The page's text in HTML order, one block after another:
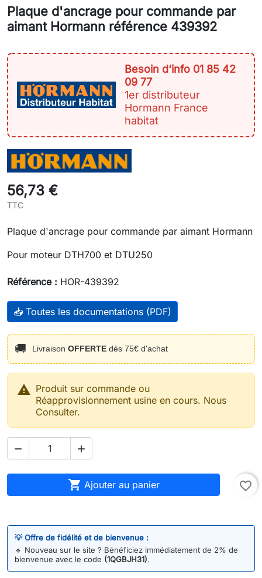
Plaque d'ancrage pour commande par
aimant Hormann référence 439392
Besoin d‘info 01 85 42
09 77
1er distributeur
Hormann France
habitat
56,73 €
TTC
Plaque d'ancrage pour commande par aimant Hormann
Pour moteur DTH700 et DTU250
Référence : HOR-439392
📥 Toutes les documentations (PDF)
🚚 Livraison OFFERTE dès 75€ d'achat
 Produit sur commande ou
Réapprovisionnement usine en cours. Nous
Consulter.
 
 Ajouter au panier favorite_border
💡 Offre de fidélité et de bienvenue :
🔹 Nouveau sur le site ? Bénéficiez immédiatement de 2% de
bienvenue avec le code (1QGBJH31).